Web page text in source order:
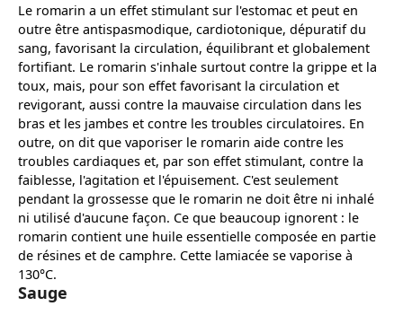
Le romarin a un effet stimulant sur l'estomac et peut en
outre être antispasmodique, cardiotonique, dépuratif du
sang, favorisant la circulation, équilibrant et globalement
fortifiant. Le romarin s'inhale surtout contre la grippe et la
toux, mais, pour son effet favorisant la circulation et
revigorant, aussi contre la mauvaise circulation dans les
bras et les jambes et contre les troubles circulatoires. En
outre, on dit que vaporiser le romarin aide contre les
troubles cardiaques et, par son effet stimulant, contre la
faiblesse, l'agitation et l'épuisement. C'est seulement
pendant la grossesse que le romarin ne doit être ni inhalé
ni utilisé d'aucune façon. Ce que beaucoup ignorent : le
romarin contient une huile essentielle composée en partie
de résines et de camphre. Cette lamiacée se vaporise à
130°C.
Sauge